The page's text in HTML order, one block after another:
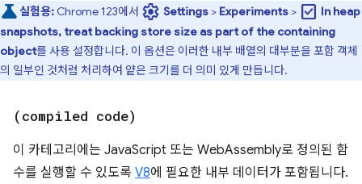
실험용: Chrome 123에서 settings Settings > Experiments > check_box In heap
snapshots, treat backing store size as part of the containing
object를 사용 설정합니다. 이 옵션은 이러한 내부 배열의 대부분을 포함 객체
의 일부인 것처럼 처리하여 얕은 크기를 더 의미 있게 만듭니다.
(compiled code)
이 카테고리에는 JavaScript 또는 WebAssembly로 정의된 함
수를 실행할 수 있도록 V8에 필요한 내부 데이터가 포함됩니다.